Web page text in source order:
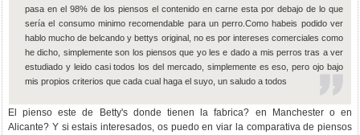
pasa en el 98% de los piensos el contenido en carne esta por debajo de lo que
sería el consumo minimo recomendable para un perro.Como habeis podido ver
hablo mucho de belcando y bettys original, no es por intereses comerciales como
he dicho, simplemente son los piensos que yo les e dado a mis perros tras a ver
estudiado y leido casi todos los del mercado, simplemente es eso, pero ojo bajo
mis propios criterios que cada cual haga el suyo, un saludo a todos
El pienso este de Betty's donde tienen la fabrica? en Manchester o en
Alicante? Y si estais interesados, os puedo en viar la comparativa de piensos